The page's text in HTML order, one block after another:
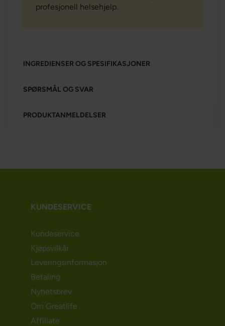
profesjonell helsehjelp.
INGREDIENSER OG SPESIFIKASJONER
SPØRSMÅL OG SVAR
PRODUKTANMELDELSER
KUNDESERVICE
Kundeservice
Kjøpsvilkår
Leveringsinformasjon
Betaling
Nyhetsbrev
Om Greatlife
Affiliate